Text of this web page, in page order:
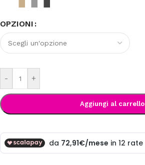
OPZIONI
- +
Aggiungi al carrello